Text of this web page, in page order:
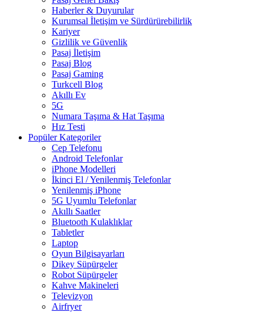
Haberler & Duyurular
Kurumsal İletişim ve Sürdürürebilirlik
Kariyer
Gizlilik ve Güvenlik
Pasaj İletişim
Pasaj Blog
Pasaj Gaming
Turkcell Blog
Akıllı Ev
5G
Numara Taşıma & Hat Taşıma
Hız Testi
Popüler Kategoriler
Cep Telefonu
Android Telefonlar
iPhone Modelleri
İkinci El / Yenilenmiş Telefonlar
Yenilenmiş iPhone
5G Uyumlu Telefonlar
Akıllı Saatler
Bluetooth Kulaklıklar
Tabletler
Laptop
Oyun Bilgisayarları
Dikey Süpürgeler
Robot Süpürgeler
Kahve Makineleri
Televizyon
Airfryer